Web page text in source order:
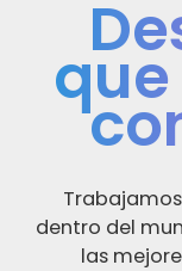
dentro del
las